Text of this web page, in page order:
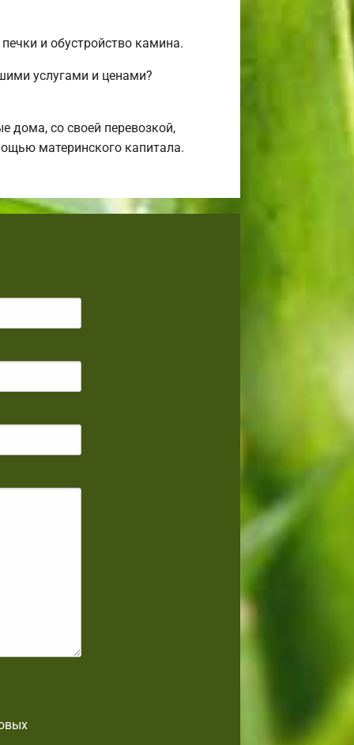
и обустройство камина.
услугами и ценами?
со своей перевозкой,
материнского капитала.